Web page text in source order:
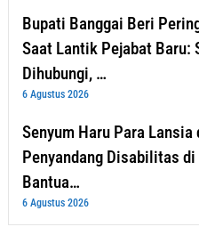
Bupati Banggai Beri
Saat Lantik Pejabat Baru:
Dihubungi, …
6 Agustus 2026
Senyum Haru Para Lansia
Penyandang Disabilitas
Bantua…
6 Agustus 2026